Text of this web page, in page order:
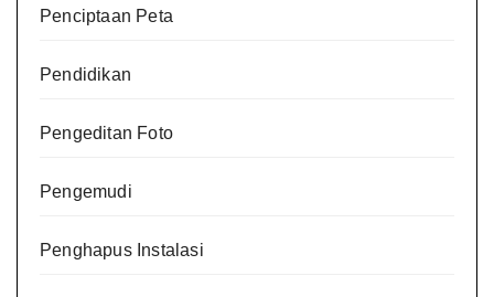
Penciptaan Peta
Pendidikan
Pengeditan Foto
Pengemudi
Penghapus Instalasi